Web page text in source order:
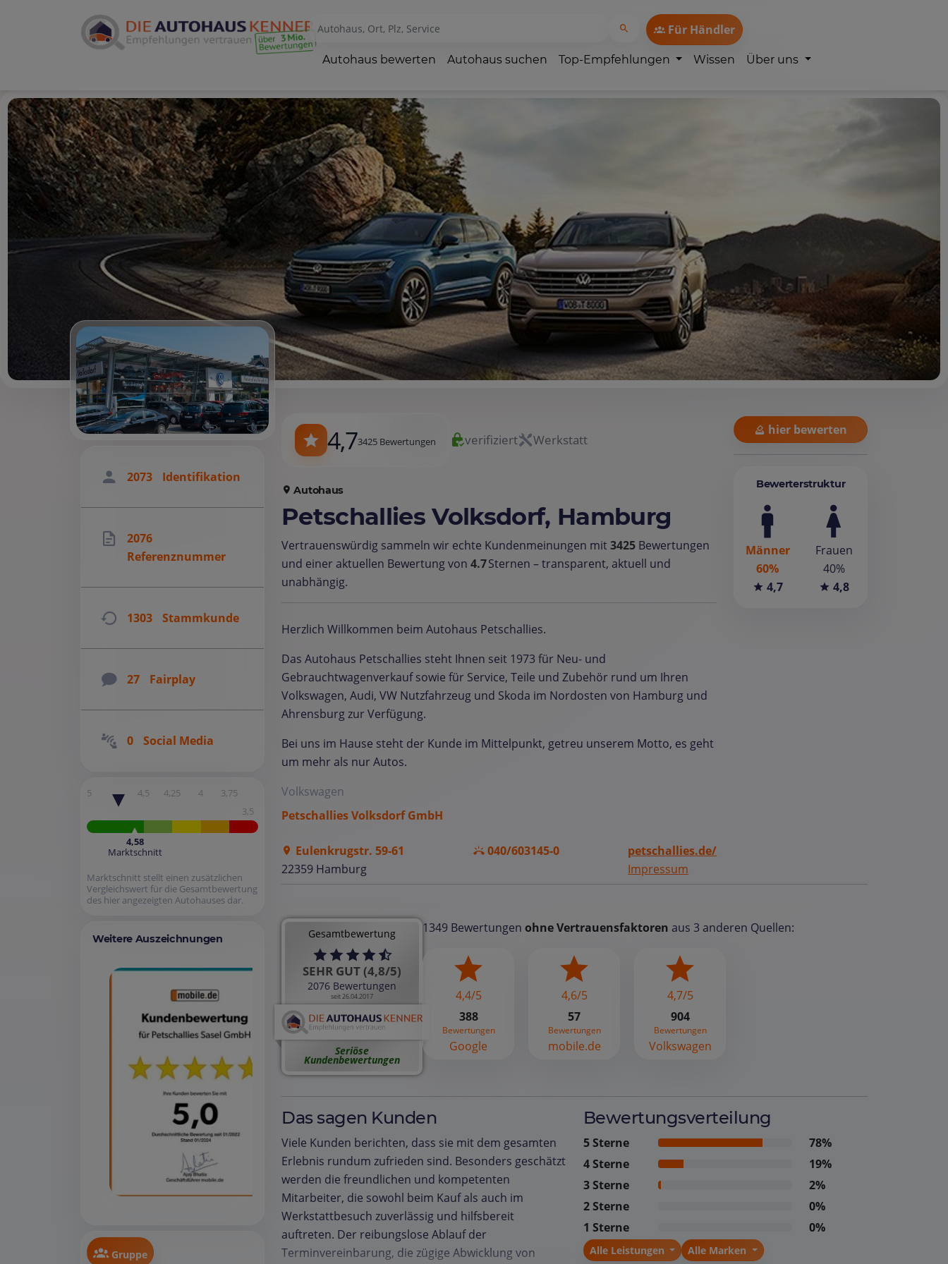
Für Händler
Autohaus bewerten Autohaus suchen Top-Empfehlungen Wissen Über uns
4,73425 Bewertungen verifiziert Werkstatt
Autohaus
Petschallies Volksdorf, Hamburg
Vertrauenswürdig sammeln wir echte Kundenmeinungen mit3425 Bewertungen
und einer aktuellen Bewertung von 4.7Sternen – transparent, aktuell und
unabhängig.
Herzlich Willkommen beim Autohaus Petschallies.
Das Autohaus Petschallies steht Ihnen seit 1973 für Neu- und
Gebrauchtwagenverkauf sowie für Service, Teile und Zubehör rund um Ihren
Volkswagen, Audi, VW Nutzfahrzeug und Skoda im Nordosten von Hamburg und
Ahrensburg zur Verfügung.
Bei uns im Hause steht der Kunde im Mittelpunkt, getreu unserem Motto, es geht
um mehr als nur Autos.
Volkswagen
Petschallies Volksdorf GmbH
Eulenkrugstr. 59-61
22359 Hamburg
040/603145-0
petschallies.de/
Impressum
hier bewerten
Bewerterstruktur
Männer
60%
4,7
Frauen
40%
4,8
Gesamtbewertung
SEHR GUT (4,8/5)
2076 Bewertungen
seit 26.04.2017
Seriöse
Kundenbewertungen
1349 Bewertungen ohne Vertrauensfaktoren aus 3 anderen Quellen:
4,4/5
388
Bewertungen
Google
4,6/5
57
Bewertungen
mobile.de
4,7/5
904
Bewertungen
Volkswagen
Das sagen Kunden
Viele Kunden berichten, dass sie mit dem gesamten
Erlebnis rundum zufrieden sind. Besonders geschätzt
werden die freundlichen und kompetenten
Mitarbeiter, die sowohl beim Kauf als auch im
Werkstattbesuch zuverlässig und hilfsbereit
auftreten. Der reibungslose Ablauf der
Terminvereinbarung, die zügige Abwicklung von
Bewertungsverteilung
5 Sterne
78%
4 Sterne
19%
3 Sterne
2%
2 Sterne
0%
1 Sterne
0%
Alle Leistungen Alle Marken
2073 Identifikation
2076
Referenznummer
1303 Stammkunde
27 Fairplay
0 Social Media
5 4,5 4,25 4
3,75
3,5
4,58
Marktschnitt
Marktschnitt stellt einen zusätzlichen
Vergleichswert für die Gesamtbewertung
des hier angezeigten Autohauses dar.
Weitere Auszeichnungen
Gruppe